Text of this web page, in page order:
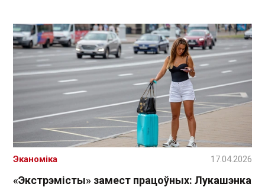
«Экстрэмісты» замест працоўных: Лукашэнка
Эканоміка 17.04.2026